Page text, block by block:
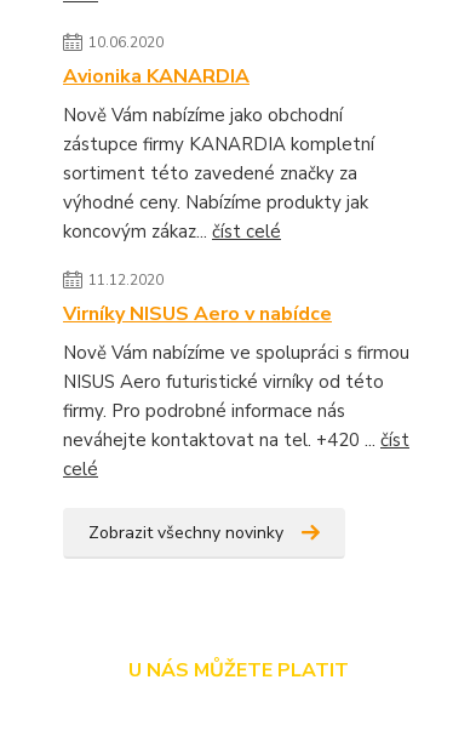
10.06.2020
Avionika KANARDIA
Nově Vám nabízíme jako obchodní
zástupce firmy KANARDIA kompletní
sortiment této zavedené značky za
výhodné ceny. Nabízíme produkty jak
koncovým zákaz... číst celé
11.12.2020
Virníky NISUS Aero v nabídce
Nově Vám nabízíme ve spolupráci s firmou
NISUS Aero futuristické virníky od této
firmy. Pro podrobné informace nás
neváhejte kontaktovat na tel. +420 ... číst
celé
Zobrazit všechny novinky
U NÁS MŮŽETE PLATIT